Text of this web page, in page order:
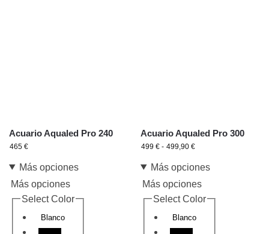
Acuario Aqualed Pro 240
465 €
Más opciones
Más opciones
Select Color
Blanco
Acuario Aqualed Pro 300
499 € - 499,90 €
Más opciones
Más opciones
Select Color
Blanco